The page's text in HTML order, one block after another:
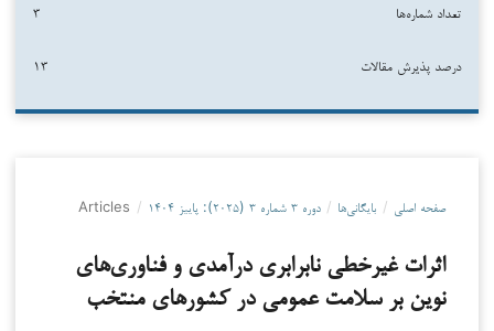
تعداد شماره‌ها ۳
درصد پذیرش مقالات ۱۳
صفحه اصلی / بایگانی‌ها / دوره ۳ شماره ۳ (۲۰۲۵): پاییز ۱۴۰۴ /
Articles
اثرات غیرخطی نابرابری درآمدی و فناوری‌های
نوین بر سلامت عمومی در کشورهای منتخب